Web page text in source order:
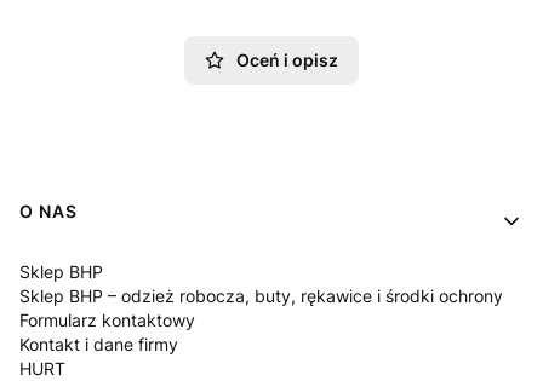
Oceń i opisz
Linki w stopce
O NAS
Sklep BHP
Sklep BHP – odzież robocza, buty, rękawice i środki ochrony
Formularz kontaktowy
Kontakt i dane firmy
HURT